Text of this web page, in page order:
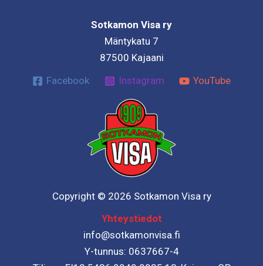
Sotkamon Visa ry
Mäntykatu 7
87500 Kajaani
Facebook
Instagram YouTube
Copyright © 2026 Sotkamon Visa ry
Yhteystiedot
info@sotkamonvisa.fi
Y-tunnus: 0637667-4